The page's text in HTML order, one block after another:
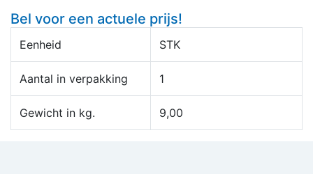
Bel voor een actuele prijs!
Eenheid STK
Aantal in verpakking 1
Gewicht in kg. 9,00